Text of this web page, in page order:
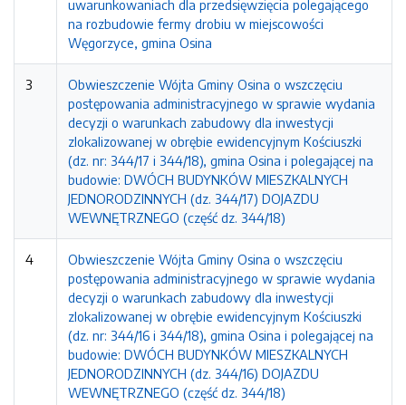
uwarunkowaniach dla przedsięwzięcia polegającego
na rozbudowie fermy drobiu w miejscowości
Węgorzyce, gmina Osina
3
Obwieszczenie Wójta Gminy Osina o wszczęciu
postępowania administracyjnego w sprawie wydania
decyzji o warunkach zabudowy dla inwestycji
zlokalizowanej w obrębie ewidencyjnym Kościuszki
(dz. nr: 344/17 i 344/18), gmina Osina i polegającej na
budowie: DWÓCH BUDYNKÓW MIESZKALNYCH
JEDNORODZINNYCH (dz. 344/17) DOJAZDU
WEWNĘTRZNEGO (część dz. 344/18)
4
Obwieszczenie Wójta Gminy Osina o wszczęciu
postępowania administracyjnego w sprawie wydania
decyzji o warunkach zabudowy dla inwestycji
zlokalizowanej w obrębie ewidencyjnym Kościuszki
(dz. nr: 344/16 i 344/18), gmina Osina i polegającej na
budowie: DWÓCH BUDYNKÓW MIESZKALNYCH
JEDNORODZINNYCH (dz. 344/16) DOJAZDU
WEWNĘTRZNEGO (część dz. 344/18)